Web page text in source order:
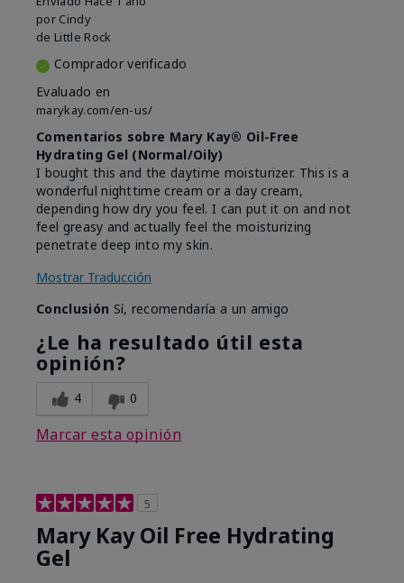
por Cindy
de Little Rock
Comprador verificado
Evaluado en
marykay.com/en-us/
Comentarios sobre Mary Kay® Oil-Free
Hydrating Gel (Normal/Oily)
I bought this and the daytime moisturizer. This is a
wonderful nighttime cream or a day cream,
depending how dry you feel. I can put it on and not
feel greasy and actually feel the moisturizing
penetrate deep into my skin.
Mostrar Traducción
Conclusión Sí, recomendaría a un amigo
¿Le ha resultado útil esta
opinión?
4 0
Marcar esta opinión
5
Mary Kay Oil Free Hydrating
Gel